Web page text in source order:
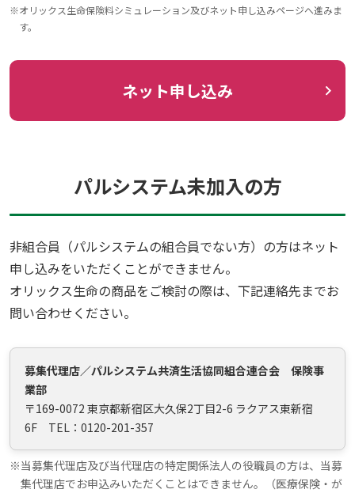
※オリックス生命保険料シミュレーション及びネット申し込みページへ進みま
す。
ネット申し込み
パルシステム未加入の方
非組合員（パルシステムの組合員でない方）の方はネット
申し込みをいただくことができません。
オリックス生命の商品をご検討の際は、下記連絡先までお
問い合わせください。
募集代理店／パルシステム共済生活協同組合連合会 保険事
業部
〒169-0072 東京都新宿区大久保2丁目2-6 ラクアス東新宿
6F TEL：0120-201-357
※当募集代理店及び当代理店の特定関係法人の役職員の方は、当募
集代理店でお申込みいただくことはできません。（医療保険・が